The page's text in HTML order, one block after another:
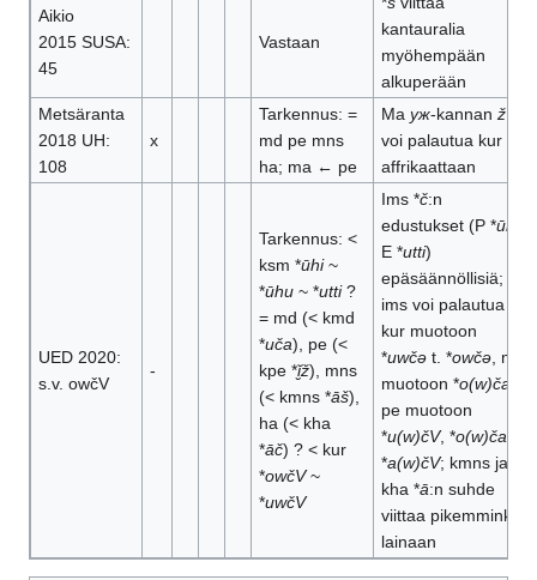
Aikio
2015 SUSA:
45
Vastaan
kantauralia
myöhempään
alkuperään
Metsäranta
2018 UH:
108
x
Tarkennus: =
md pe mns
ha; ma ← pe
Ma уж-kannan žei
voi palautua kur
affrikaattaan
UED 2020:
s.v. owčV
-
Tarkennus: <
ksm *ūhi~
*ūhu~ *utti?
= md (< kmd
*uča), pe (<
kpe *ĭ̮ž), mns
(< kmns *āš),
ha (< kha
*āč) ? < kur
*owčV~
*uwčV
Ims *č:n
edustukset (P *ūhi
E *utti)
epäsäännöllisiä;
ims voi palautua
kur muotoon
*uwčət. *owčə, md
muotoon *o(w)ča
pe muotoon
*u(w)čV, *o(w)ča
*a(w)čV; kmns ja
kha *ā:n suhde
viittaa pikemminkin
lainaan